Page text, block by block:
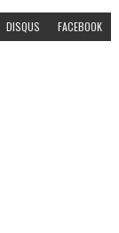
DISQUS FACEBOOK